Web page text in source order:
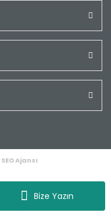
Bize Yazın
SEO Ajansı